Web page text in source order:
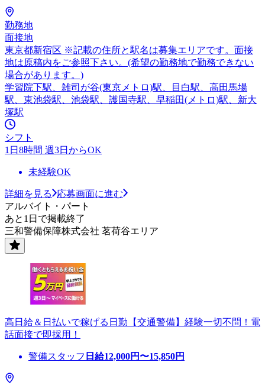
勤務地
面接地
東京都新宿区 ※記載の住所と駅名は募集エリアです。面接
地は原稿内をご参照下さい。(希望の勤務地で勤務できない
場合があります。)
学習院下駅、雑司が谷(東京メトロ)駅、目白駅、高田馬場
駅、東池袋駅、池袋駅、護国寺駅、早稲田(メトロ)駅、新大
塚駅
シフト
1日8時間 週3日からOK
未経験OK
詳細を見る
応募画面に進む
アルバイト・パート
あと1日で掲載終了
三和警備保障株式会社 茗荷谷エリア
高日給＆日払いで稼げる日勤【交通警備】経験一切不問！電
話面接で即採用！
警備スタッフ 日給12,000円〜15,850円